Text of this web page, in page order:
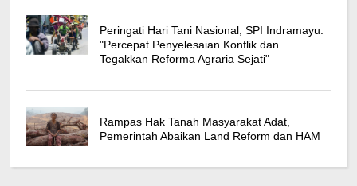
Peringati Hari Tani Nasional, SPI Indramayu:
"Percepat Penyelesaian Konflik dan
Tegakkan Reforma Agraria Sejati"
Rampas Hak Tanah Masyarakat Adat,
Pemerintah Abaikan Land Reform dan HAM